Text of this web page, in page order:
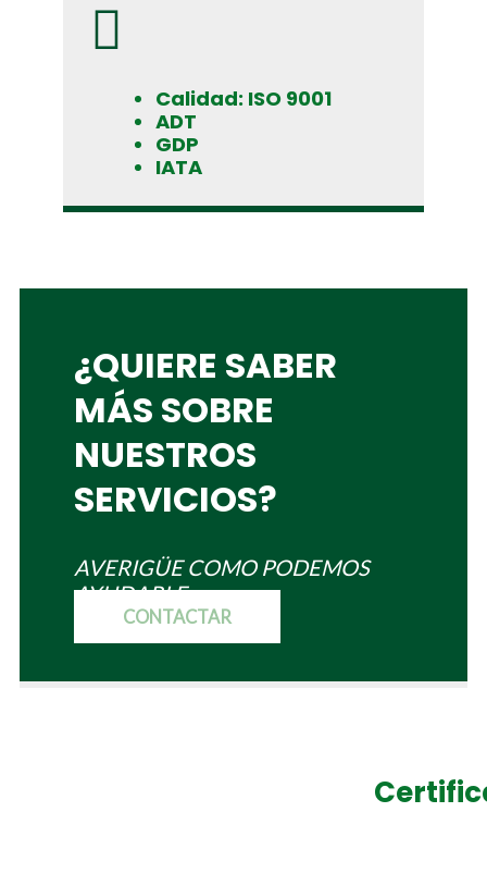
Calidad: ISO 9001
ADT
GDP
IATA
¿QUIERE SABER
MÁS SOBRE
NUESTROS
SERVICIOS?
AVERIGÜE COMO PODEMOS
AYUDARLE
CONTACTAR